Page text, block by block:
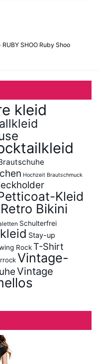
RUBY SHOO Ruby Shoo
kleid
Hochzeit Brautschmuck
Kleid
Retro Bikini
Schulterfrei
Stay-up
RockT-Shirt
Vintage-
Vintage